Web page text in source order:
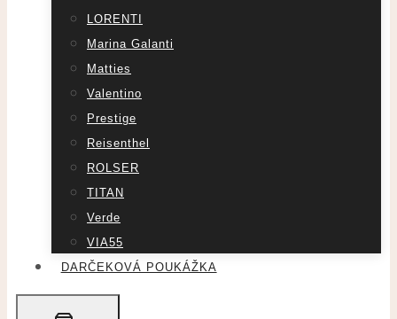
LORENTI
Marina Galanti
Matties
Valentino
Prestige
Reisenthel
ROLSER
TITAN
Verde
VIA55
DARČEKOVÁ POUKÁŽKA